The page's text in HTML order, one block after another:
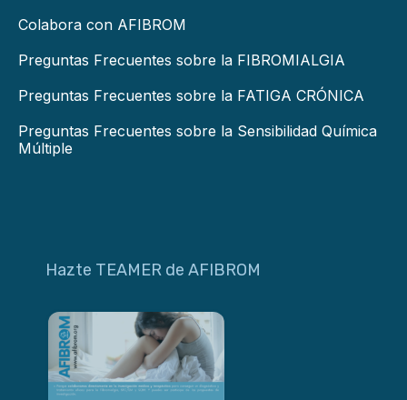
Colabora con AFIBROM
Preguntas Frecuentes sobre la FIBROMIALGIA
Preguntas Frecuentes sobre la FATIGA CRÓNICA
Preguntas Frecuentes sobre la Sensibilidad Química
Múltiple
Hazte TEAMER de AFIBROM